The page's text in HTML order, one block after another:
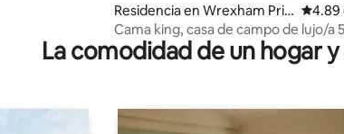
Residencia en Wrexham Prin
cipal Area
4.89
Cama king, casa de campo de lujo/a 5
minutos del centro de la ciudad
La comodidad de un hogar